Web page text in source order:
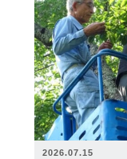
2026.07.15